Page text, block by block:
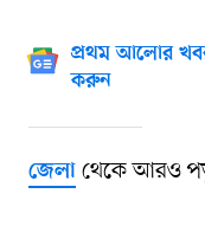
প্রথম আলোর
করুন
জেলাথেকে আরও